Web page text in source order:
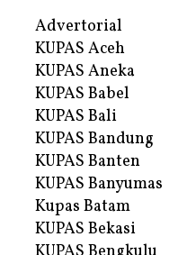
Advertorial
KUPAS Aceh
KUPAS Aneka
KUPAS Babel
KUPAS Bali
KUPAS Bandung
KUPAS Banten
KUPAS Banyumas
Kupas Batam
KUPAS Bekasi